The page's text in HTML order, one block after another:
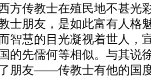
方传教士在殖民地不甚光
士朋友，是如此富有人格
智慧的目光凝视着世人，
的先儒何等相似。与其说
朋友——传教士有他的国